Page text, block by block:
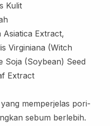
Cream
Kulit
Asiatica Extract,
Virginiana (Witch
Soja (Soybean) Seed
Extract
memperjelas pori-
sebum berlebih.